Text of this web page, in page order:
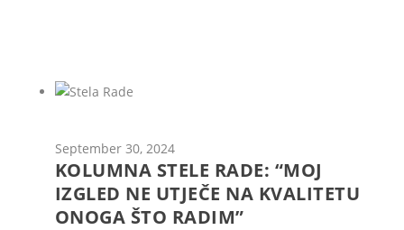
September 30, 2024
KOLUMNA STELE RADE: “MOJ
IZGLED NE UTJEČE NA KVALITETU
ONOGA ŠTO RADIM”